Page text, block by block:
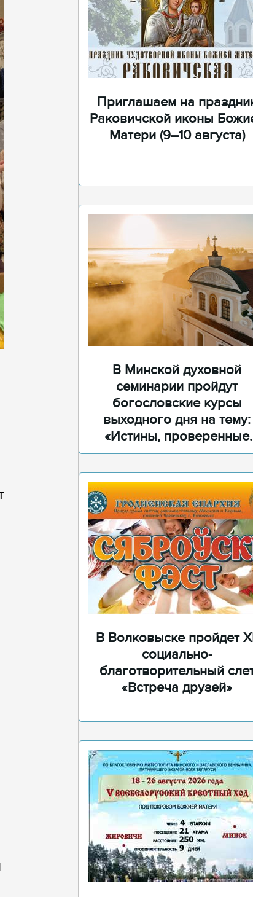
Приглашаем на
Раковичской иконы
Матери (9–10 августа)
В Минской духовной
семинарии пройдут
богословские курсы
выходного дня на тему:
«Истины, проверенные
временем»
В Волковыске пройдет
социально-
благотворительный
«Встреча друзей»